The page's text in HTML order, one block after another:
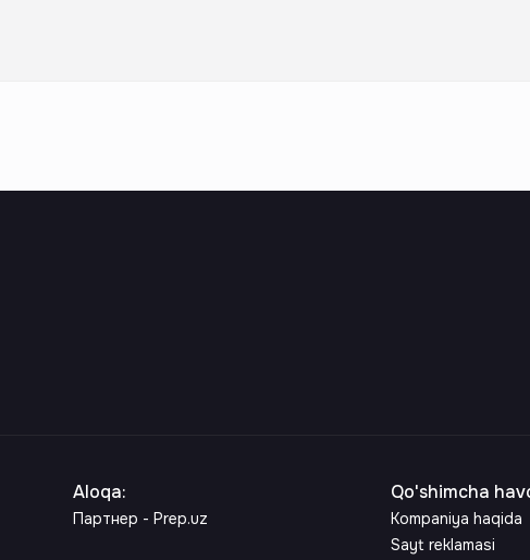
Aloqa:
Партнер - Prep.uz
Qo'shimcha
Kompaniya haqida
Sayt reklamasi